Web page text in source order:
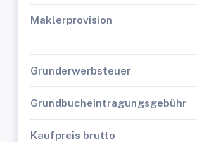
Maklerprovision
Grunderwerbsteuer
Grundbucheintragungsgebühr
Kaufpreis brutto